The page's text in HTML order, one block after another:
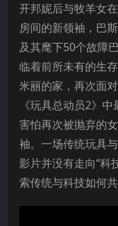
开邦妮后与牧羊女
房间的新领袖，巴
及其麾下50个故障
临着前所未有的生
米丽的家，再次面
《玩具总动员2》
害怕再次被抛弃的
袖。一场传统玩具
影片并没有走向“科
索传统与科技如何